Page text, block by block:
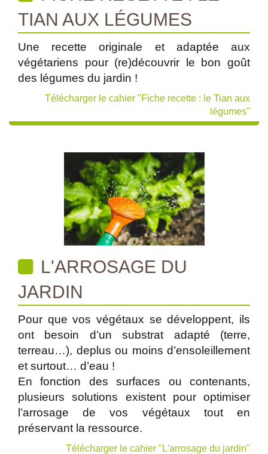
TIAN AUX LÉGUMES
Une recette originale et adaptée aux
végétariens pour (re)découvrir le bon goût
des légumes du jardin !
Télécharger le cahier "Fiche recette : le Tian aux
légumes"
L'ARROSAGE DU
JARDIN
Pour que vos végétaux se développent, ils
ont besoin d’un substrat adapté (terre,
terreau…), deplus ou moins d’ensoleillement
et surtout… d’eau !
En fonction des surfaces ou contenants,
plusieurs solutions existent pour optimiser
l’arrosage de vos végétaux tout en
préservant la ressource.
Télécharger le cahier "L'arrosage du jardin"